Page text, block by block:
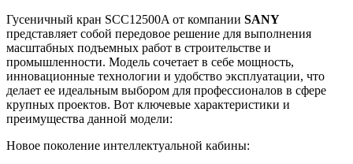
Гусеничный кран SCC12500A от компании SANY
представляет собой передовое решение для выполнения
масштабных подъемных работ в строительстве и
промышленности. Модель сочетает в себе мощность,
инновационные технологии и удобство эксплуатации, что
делает ее идеальным выбором для профессионалов в сфере
крупных проектов. Вот ключевые характеристики и
преимущества данной модели:
Новое поколение интеллектуальной кабины: